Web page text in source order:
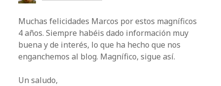
Muchas felicidades Marcos por estos magníficos
4 años. Siempre habéis dado información muy
buena y de interés, lo que ha hecho que nos
enganchemos al blog. Magnífico, sigue así.
Un saludo,